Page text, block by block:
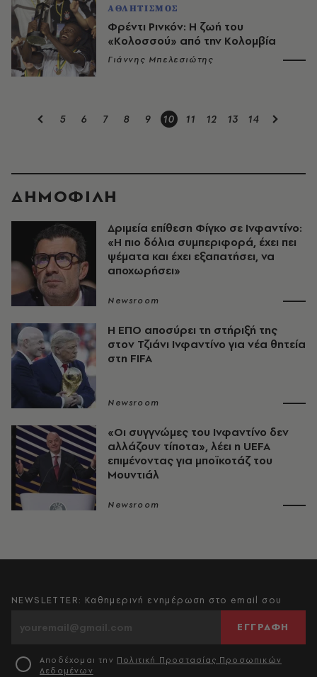
ΑΘΛΗΤΙΣΜΟΣ
Φρέντι Ρινκόν: Η ζωή του
«Κολοσσού» από την Κολομβία
Γιάννης Μπελεσιώτης
5 6 7 8 9 10 11 12 13 14
ΔΗΜΟΦΙΛΗ
Δριμεία επίθεση Φίγκο σε Ινφαντίνο:
«Η πιο δόλια συμπεριφορά, έχει πει
ψέματα και έχει εξαπατήσει, να
αποχωρήσει»
Newsroom
Η ΕΠΟ αποσύρει τη στήριξή της
στον Τζιάνι Ινφαντίνο για νέα θητεία
στη FIFA
Newsroom
«Οι συγγνώμες του Ινφαντίνο δεν
αλλάζουν τίποτα», λέει η UEFA
επιμένοντας για μποϊκοτάζ του
Μουντιάλ
Newsroom
NEWSLETTER: Καθημερινή ενημέρωση στο email σου
ΕΓΓΡΑΦΗ
Αποδέχομαι την Πολιτική Προστασίας Προσωπικών
Δεδομένων